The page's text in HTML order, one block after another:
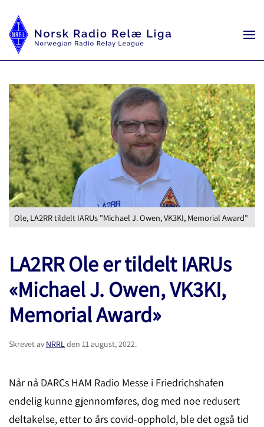
Ole, LA2RR tildelt IARUs "Michael J. Owen, VK3KI, Memorial Award"
LA2RR Ole er tildelt IARUs
«Michael J. Owen, VK3KI,
Memorial Award»
Skrevet av NRRLden 11 august, 2022.
Når nå DARCs HAM Radio Messe i Friedrichshafen
endelig kunne gjennomføres, dog med noe redusert
deltakelse, etter to års covid-opphold, ble det også tid